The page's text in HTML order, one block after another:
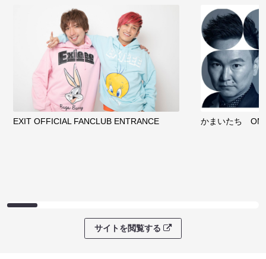
EXIT OFFICIAL FANCLUB ENTRANCE かまいたち
サイトを閲覧する